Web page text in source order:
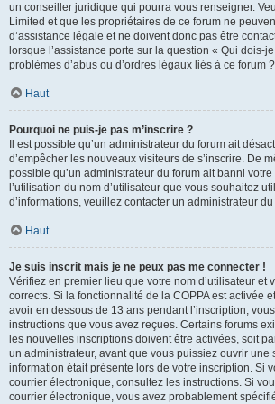
un conseiller juridique qui pourra vous renseigner.
Limited et que les propriétaires de ce forum ne
d’assistance légale et ne doivent donc pas être
lorsque l’assistance porte sur la question « Qui dois-
problèmes d’abus ou d’ordres légaux liés à ce forum
Haut
Pourquoi ne puis-je pas m’inscrire ?
Il est possible qu’un administrateur du forum ait
d’empêcher les nouveaux visiteurs de s’inscrire. De
possible qu’un administrateur du forum ait banni
l’utilisation du nom d’utilisateur que vous souhaitez
d’informations, veuillez contacter un administrateur
Haut
Je suis inscrit mais je ne peux pas me connecter !
Vérifiez en premier lieu que votre nom d’utilisateur et
corrects. Si la fonctionnalité de la COPPA est activée
avoir en dessous de 13 ans pendant l’inscription,
instructions que vous avez reçues. Certains forums
les nouvelles inscriptions doivent être activées, soit
un administrateur, avant que vous puissiez ouvrir une
information était présente lors de votre inscription. Si
courrier électronique, consultez les instructions. Si
courrier électronique, vous avez probablement